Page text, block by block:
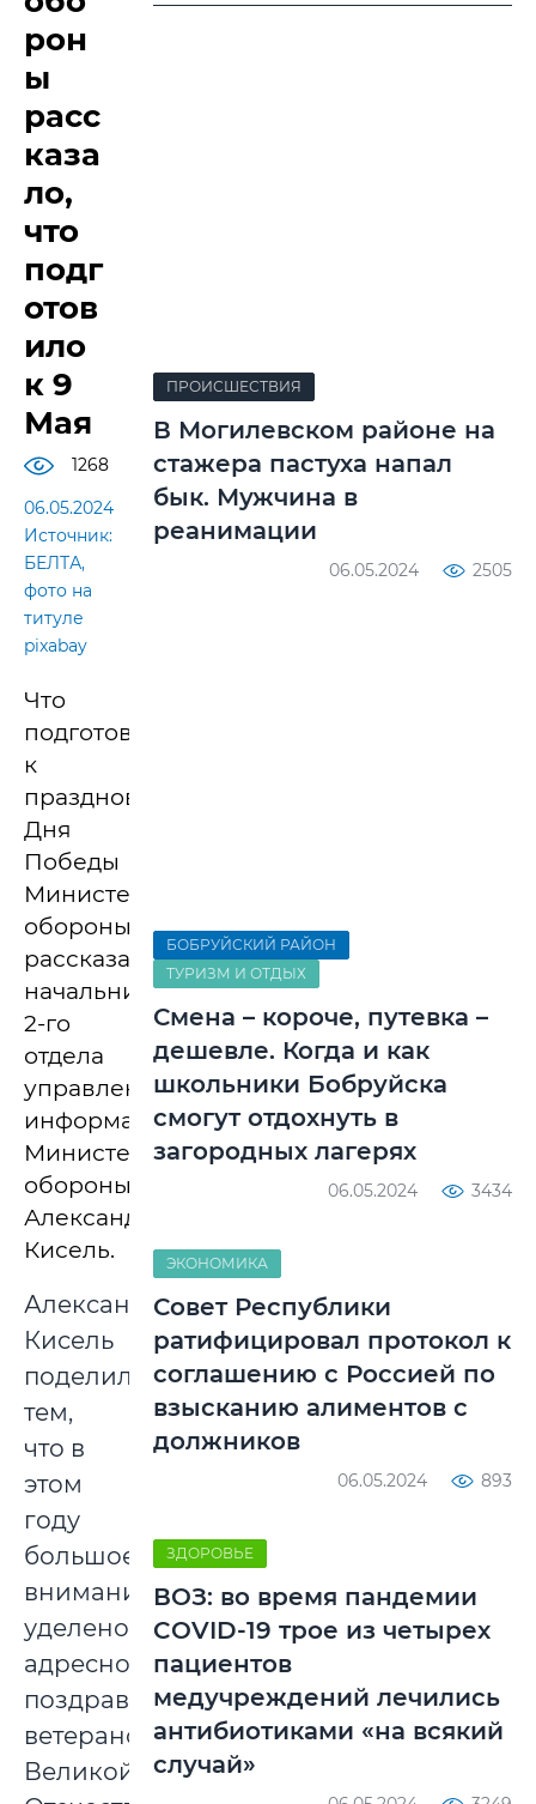
рон
ы
расс
каза
ло,
что
подг
отов
ило
к 9
Мая
1268
06.05.2024
Источник:
БЕЛТА,
фото на
титуле
pixabay
Что
подготовило
к
празднованию
Дня
Победы
Министерство
обороны,
рассказал
начальник
2-го
отдела
управления
информации
Министерства
обороны
Александр
Кисель.
Александр
Кисель
поделился
тем,
что в
этом
году
большое
внимание
уделено
адресному
поздравлению
ветеранов
Великой
ПРОИСШЕСТВИЯ
В Могилевском районе на
стажера пастуха напал
бык. Мужчина в
реанимации
06.05.2024 2505
БОБРУЙСКИЙ РАЙОН
ТУРИЗМ И ОТДЫХ
Смена – короче, путевка –
дешевле. Когда и как
школьники Бобруйска
смогут отдохнуть в
загородных лагерях
06.05.2024 3434
ЭКОНОМИКА
Совет Республики
ратифицировал протокол к
соглашению с Россией по
взысканию алиментов с
должников
06.05.2024 893
ЗДОРОВЬЕ
ВОЗ: во время пандемии
COVID-19 трое из четырех
пациентов
медучреждений лечились
антибиотиками «на всякий
случай»